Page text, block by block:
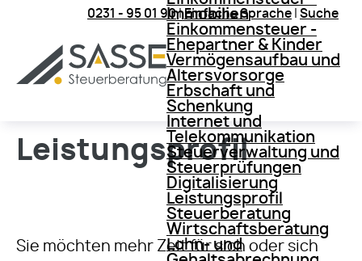
0231 - 95 01 90|Einfache Sprache Suche
Immobilien
Einkommensteuer -
Ehepartner & Kinder
Vermögensaufbau und
Altersvorsorge
Erbschaft und
Schenkung
Internet und
Telekommunikation
Steuerverwaltung und
Steuerprüfungen
Digitalisierung
Leistungsprofil
Steuerberatung
Wirtschaftsberatung
Lohn- und
Leistungsprofil
Sie möchten mehr Zeit für sich oder sich